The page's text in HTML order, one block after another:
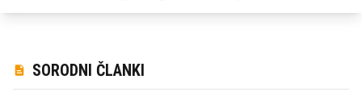
SORODNI ČLANKI